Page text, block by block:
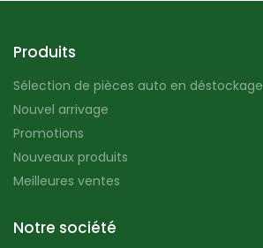
Produits
Sélection de pièces auto en déstockage
Nouvel arrivage
Promotions
Nouveaux produits
Meilleures ventes
Notre société